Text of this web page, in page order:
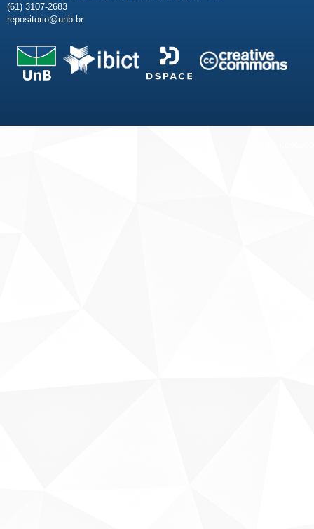
(61) 3107-2683
repositorio@unb.br